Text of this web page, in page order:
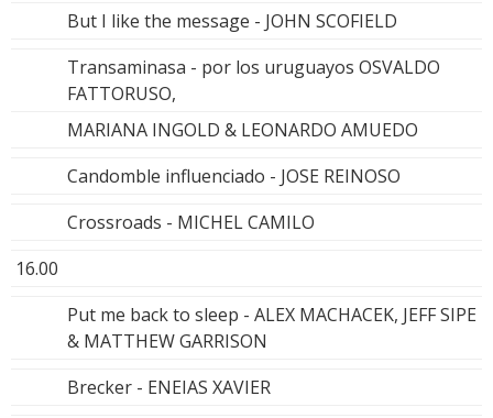
But I like the message - JOHN SCOFIELD
Transaminasa - por los uruguayos OSVALDO
FATTORUSO,
MARIANA INGOLD & LEONARDO AMUEDO
Candomble influenciado - JOSE REINOSO
Crossroads - MICHEL CAMILO
16.00
Put me back to sleep - ALEX MACHACEK, JEFF SIPE
& MATTHEW GARRISON
Brecker - ENEIAS XAVIER